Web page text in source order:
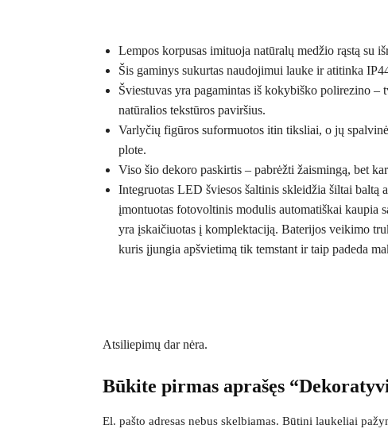
Lempos korpusas imituoja natūralų medžio rąstą su
Šis gaminys sukurtas naudojimui lauke ir atitinka
Šviestuvas yra pagamintas iš kokybiško polirezino
natūralios tekstūros paviršius.
Varlyčių figūros suformuotos itin tiksliai, o jų
plote.
Viso šio dekoro paskirtis – pabrėžti žaismingą, bet
Integruotas LED šviesos šaltinis skleidžia šiltai baltą
įmontuotas fotovoltinis modulis automatiškai kaupia
yra įskaičiuotas į komplektaciją. Baterijos veikimo
kuris įjungia apšvietimą tik temstant ir taip padeda
Atsiliepimų dar nėra.
Būkite pirmas aprašęs
El. pašto adresas nebus skelbiamas. Būtini laukeliai